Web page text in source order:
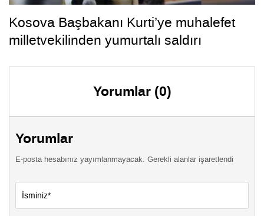
Kosova Başbakanı Kurti’ye muhalefet
milletvekilinden yumurtalı saldırı
Yorumlar (0)
Yorumlar
E-posta hesabınız yayımlanmayacak. Gerekli alanlar işaretlendi